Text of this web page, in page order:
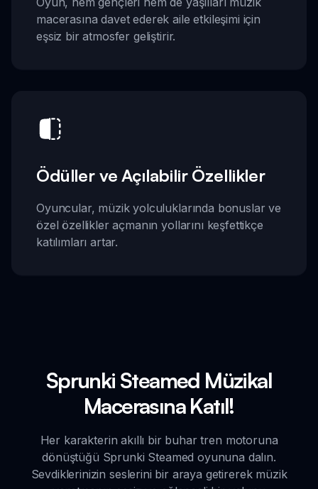
macerasına davet ederek aile etkileşimi için
eşsiz bir atmosfer geliştirir.
Ödüller ve Açılabilir Özellikler
Oyuncular, müzik yolculuklarında bonuslar ve
özel özellikler açmanın yollarını keşfettikçe
katılımları artar.
Sprunki Steamed Müzikal
Macerasına Katıl!
Her karakterin akıllı bir buhar tren motoruna
dönüştüğü Sprunki Steamed oyununa dalın.
Sevdiklerinizin seslerini bir araya getirerek müzik